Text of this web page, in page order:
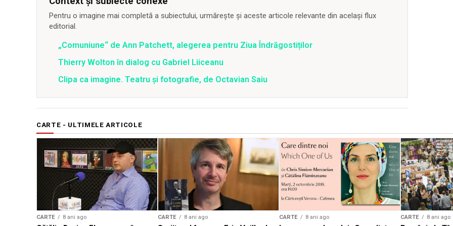
Pentru o imagine mai completă a subiectului, urmărește și aceste articole relevante din același flux
editorial.
„Comuniune“ de Ann Patchett, alegerea pentru Ziua Îndrăgostiților
Thierry Wolton în dialog cu Gabriel Liiceanu
Clipa ca imagine. Teatru și fotografie, de Octavian Saiu
CARTE - ULTIMELE ARTICOLE
CARTE 8 ani ago CARTE 8 ani ago CARTE 8 ani ago CARTE 8 ani ago